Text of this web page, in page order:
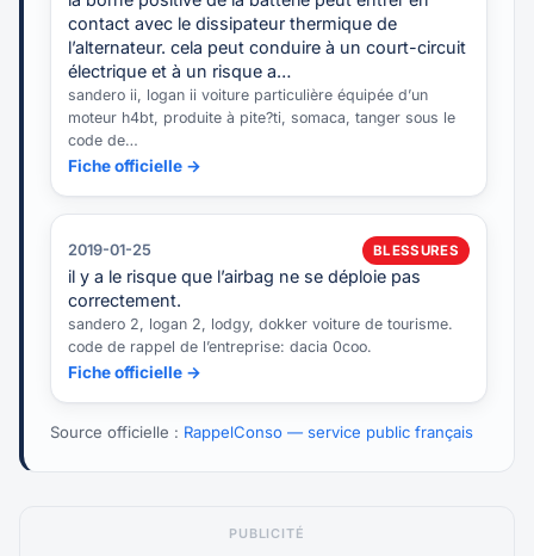
contact avec le dissipateur thermique de
l’alternateur. cela peut conduire à un court-circuit
électrique et à un risque a…
sandero ii, logan ii voiture particulière équipée d’un
moteur h4bt, produite à pite?ti, somaca, tanger sous le
code de…
Fiche officielle →
2019-01-25 BLESSURES
il y a le risque que l’airbag ne se déploie pas
correctement.
sandero 2, logan 2, lodgy, dokker voiture de tourisme.
code de rappel de l’entreprise: dacia 0coo.
Fiche officielle →
Source officielle : RappelConso — service public français
PUBLICITÉ